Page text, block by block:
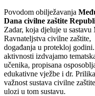
Povodom obilježavanja
Dana civilne zaštite
Zadar, koja djeluje u
Ravnateljstva civilne zaštite,
događanja u protekloj
aktivnosti izdvajamo
učenika, propisana
edukativne vježbe i dr.
važnost sustava civilne
ulozi u tom sustavu.